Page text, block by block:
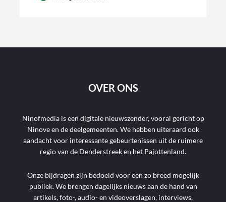
OVER ONS
Ninofmedia is een digitale nieuwszender, vooral gericht op
Ninove en de deelgemeenten. We hebben uiteraard ook
aandacht voor interessante gebeurtenissen uit de ruimere
regio van de Denderstreek en het Pajottenland.
Onze bijdragen zijn bedoeld voor een zo breed mogelijk
publiek. We brengen dagelijks nieuws aan de hand van
artikels, foto-, audio- en videoverslagen, interviews,